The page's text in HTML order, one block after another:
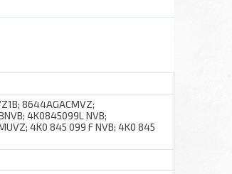
8644AGACMVZ;
4K0845099L NVB;
4K0 845 099 F NVB; 4K0 845